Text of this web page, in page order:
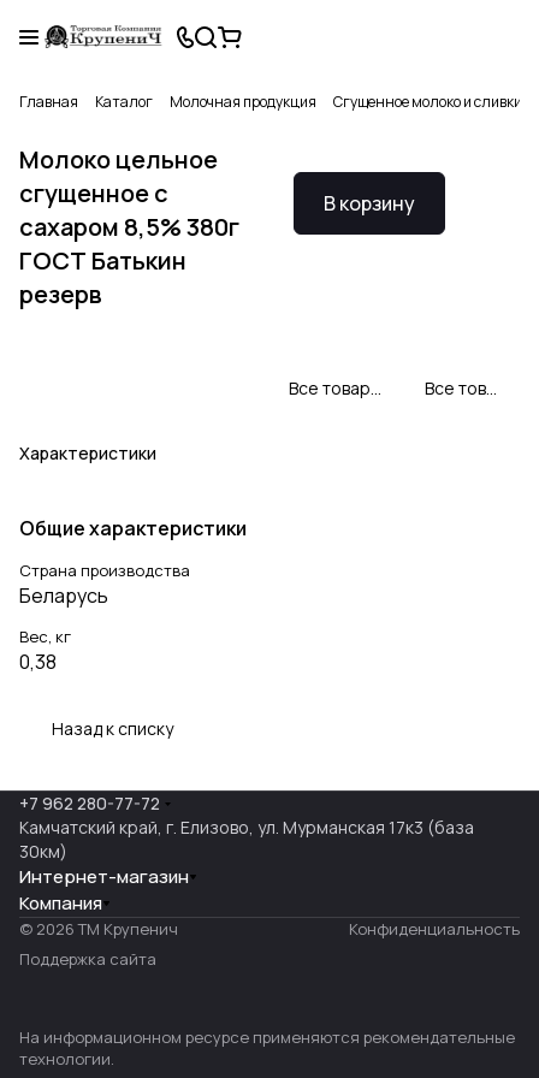
Главная Каталог Молочная продукция Сгущенное молоко и сливки
Молоко цельное
сгущенное с
сахаром 8,5% 380г
ГОСТ Батькин
резерв
Характеристики
В корзину
Все товары Батькин Резерв Все товары категории
Общие характеристики
Страна производства
Беларусь
Вес, кг
0,38
Назад к списку
+7 962 280-77-72
Камчатский край, г. Елизово, ул. Мурманская 17к3 (база
30км)
Интернет-магазин
Компания
© 2026 ТМ Крупенич
Конфиденциальность
Поддержка сайта
На информационном ресурсе применяются рекомендательные
технологии.